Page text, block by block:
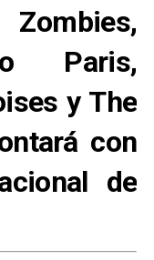
Paris,
y The
con
de